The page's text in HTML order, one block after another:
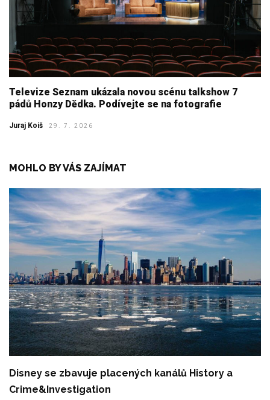
Televize Seznam ukázala novou scénu talkshow 7
pádů Honzy Dědka. Podívejte se na fotografie
Juraj Koiš 29. 7. 2026
MOHLO BY VÁS ZAJÍMAT
Disney se zbavuje placených kanálů History a
Crime&Investigation